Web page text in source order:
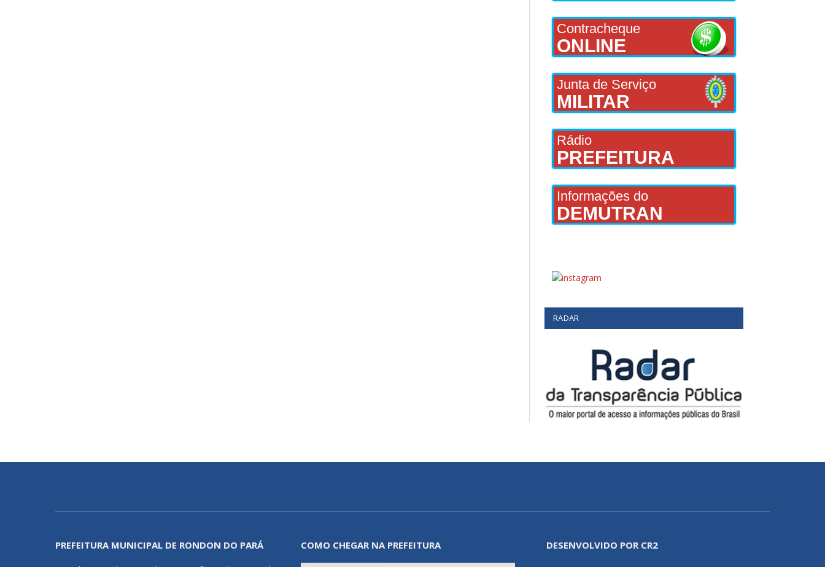
Contracheque
ONLINE
Junta de Serviço
MILITAR
Rádio
PREFEITURA
Informações do
DEMUTRAN
RADAR
PREFEITURA MUNICIPAL DE RONDON DO PARÁ
COMO CHEGAR NA PREFEITURA DESENVOLVIDO POR CR2